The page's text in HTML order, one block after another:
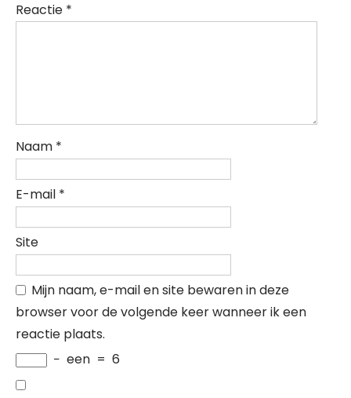
Reactie *
Naam *
E-mail *
Site
Mijn naam, e-mail en site bewaren in deze
browser voor de volgende keer wanneer ik een
reactie plaats.
− een = 6